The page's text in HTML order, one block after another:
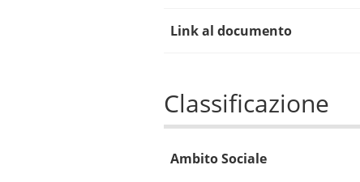
Link al documento
Classificazione
Ambito Sociale